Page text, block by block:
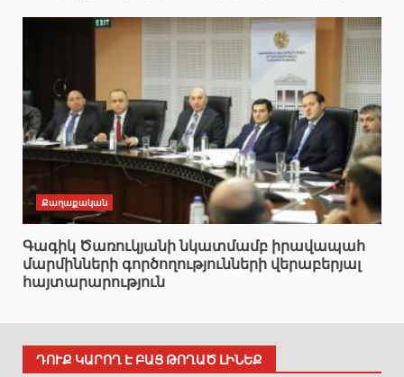
Քաղաքական
Գագիկ Ծառուկյանի նկատմամբ իրավապահ
մարմինների գործողությունների վերաբերյալ
հայտարարություն
ԴՈՒՔ ԿԱՐՈՂ Է ԲԱՑ ԹՈՂԱԾ ԼԻՆԵՔ